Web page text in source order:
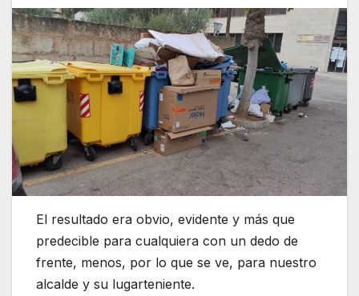
El resultado era obvio, evidente y más que
predecible para cualquiera con un dedo de
frente, menos, por lo que se ve, para nuestro
alcalde y su lugarteniente.